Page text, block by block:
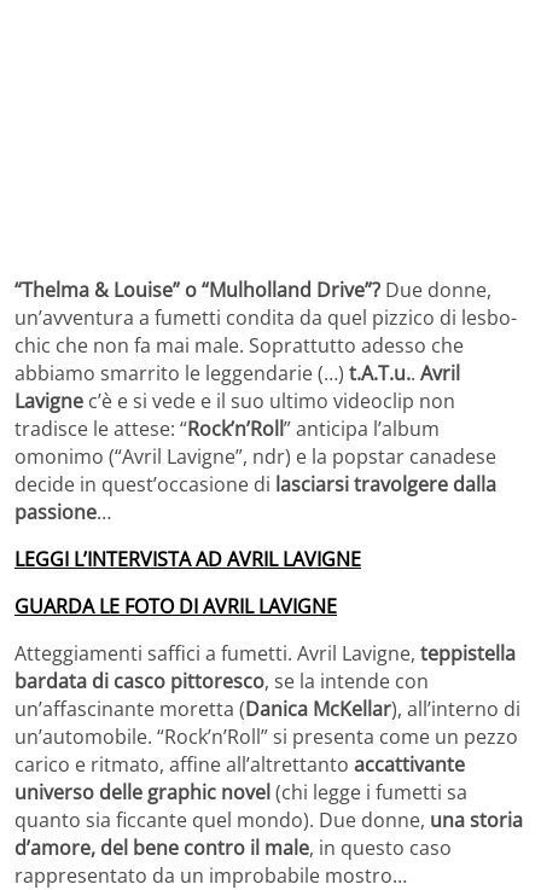
“Thelma & Louise” o “Mulholland Drive”? Due donne,
un’avventura a fumetti condita da quel pizzico di lesbo-
chic che non fa mai male. Soprattutto adesso che
abbiamo smarrito le leggendarie (…) t.A.T.u.. Avril
Lavigne c’è e si vede e il suo ultimo videoclip non
tradisce le attese: “Rock’n’Roll” anticipa l’album
omonimo (“Avril Lavigne”, ndr) e la popstar canadese
decide in quest’occasione di lasciarsi travolgere dalla
passione…
LEGGI L’INTERVISTA AD AVRIL LAVIGNE
GUARDA LE FOTO DI AVRIL LAVIGNE
Atteggiamenti saffici a fumetti. Avril Lavigne, teppistella
bardata di casco pittoresco, se la intende con
un’affascinante moretta (Danica McKellar), all’interno di
un’automobile. “Rock’n’Roll” si presenta come un pezzo
carico e ritmato, affine all’altrettanto accattivante
universo delle graphic novel(chi legge i fumetti sa
quanto sia ficcante quel mondo). Due donne, una storia
d’amore, del bene contro il male, in questo caso
rappresentato da un improbabile mostro…